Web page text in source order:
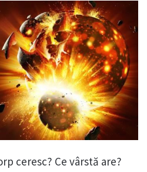
ceresc? Ce vârstă are?